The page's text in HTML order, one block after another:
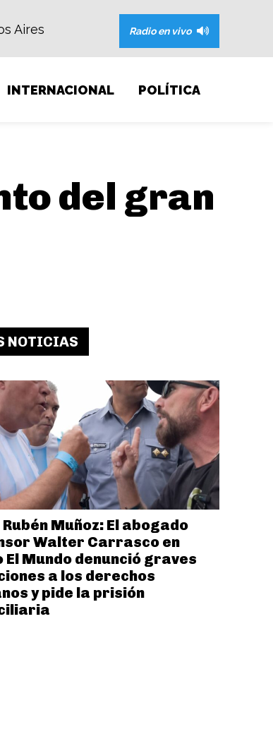
Aires Radio en vivo
INTERNACIONAL POLÍTICA
del gran
NOTICIAS
Muñoz: El abogado
Walter Carrasco en
El Mundo denunció graves
a los derechos
y pide la prisión